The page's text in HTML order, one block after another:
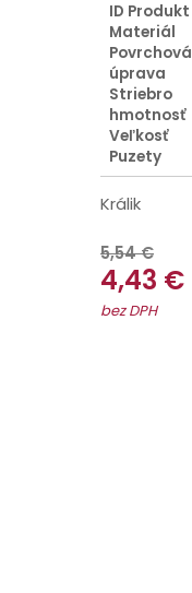
ID Produkt
Materiál
Povrchová
úprava
Striebro
hmotnosť
Veľkosť
Puzety
Králik
5,54 €
4,43 €
bez DPH